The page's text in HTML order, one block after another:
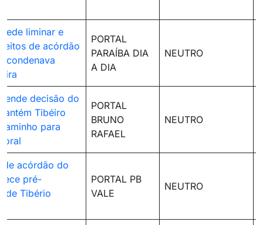
liminar e
de acórdão
condenava
PORTAL
PARAÍBA DIA
A DIA
NEUTRO
decisão do
Tibéiro
para
PORTAL
BRUNO
RAFAEL
NEUTRO
acórdão do
pré-
de Tibério
PORTAL PB
VALE
NEUTRO